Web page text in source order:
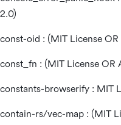
2.0)
const-oid : (MIT License
const_fn : (MIT License OR
constants-browserify : MIT
contain-rs/vec-map : (MIT